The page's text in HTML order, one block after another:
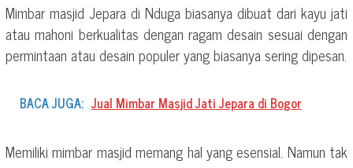
Mimbar masjid Jepara di Nduga biasanya dibuat dari kayu jati
atau mahoni berkualitas dengan ragam desain sesuai dengan
permintaan atau desain populer yang biasanya sering dipesan.
BACA JUGA: Jual Mimbar Masjid Jati Jepara di Bogor
Memiliki mimbar masjid memang hal yang esensial. Namun tak